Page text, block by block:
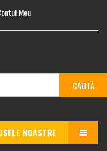
Meu
NOASTRE MENU